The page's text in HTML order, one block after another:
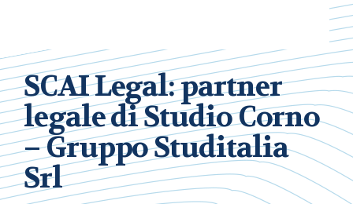
SCAI Legal: partner
legale di Studio Corno
– Gruppo Studitalia
Srl